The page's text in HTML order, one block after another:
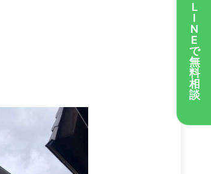
L
I
N
E
で
無
料
相
談